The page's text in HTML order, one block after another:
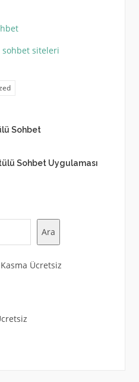
siteleri
Sohbet
Sohbet Uygulaması
Ara
Ücretsiz